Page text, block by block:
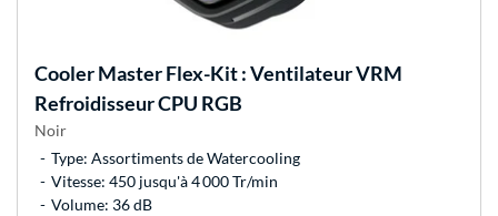
Cooler MasterFlex-Kit : Ventilateur VRM
Refroidisseur CPU RGB
Noir
Type: Assortiments de Watercooling
Vitesse: 450 jusqu'à 4 000 Tr/min
Volume: 36 dB